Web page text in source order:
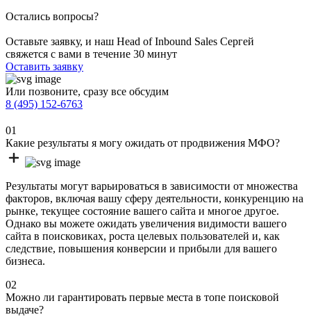
Остались вопросы?
Оставьте заявку, и наш Head of Inbound Sales Сергей
свяжется с вами в течение 30 минут
Оставить заявку
Или позвоните, сразу все обсудим
8 (495) 152-6763
01
Какие результаты я могу ожидать от продвижения МФО?
Результаты могут варьироваться в зависимости от множества
факторов, включая вашу сферу деятельности, конкуренцию на
рынке, текущее состояние вашего сайта и многое другое.
Однако вы можете ожидать увеличения видимости вашего
сайта в поисковиках, роста целевых пользователей и, как
следствие, повышения конверсии и прибыли для вашего
бизнеса.
02
Можно ли гарантировать первые места в топе поисковой
выдаче?